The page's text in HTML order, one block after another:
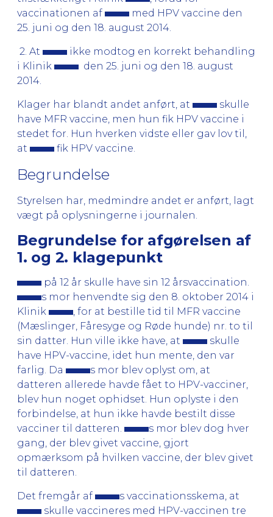
vaccinationen af
med HPV vaccine den
25. juni og den 18. august 2014.
2. At
ikke modtog en korrekt behandling
i Klinik
den 25. juni og den 18. august
2014.
Klager har blandt andet anført, at
skulle
have MFR vaccine, men hun fik HPV vaccine i
stedet for. Hun hverken vidste eller gav lov til,
at
fik HPV vaccine.
Begrundelse
Styrelsen har, medmindre andet er anført, lagt
vægt på oplysningerne i journalen.
Begrundelse for afgørelsen af
1. og 2. klagepunkt
på 12 år skulle have sin 12 årsvaccination.
s mor henvendte sig den 8. oktober 2014 i
Klinik
, for at bestille tid til MFR vaccine
(Mæslinger, Fåresyge og Røde hunde) nr. to til
sin datter. Hun ville ikke have, at
skulle
have HPV-vaccine, idet hun mente, den var
farlig. Da
s mor blev oplyst om, at
datteren allerede havde fået to HPV-vacciner,
blev hun noget ophidset. Hun oplyste i den
forbindelse, at hun ikke havde bestilt disse
vacciner til datteren.
s mor blev dog hver
gang, der blev givet vaccine, gjort
opmærksom på hvilken vaccine, der blev givet
til datteren.
Det fremgår af
s vaccinationsskema, at
skulle vaccineres med HPV-vaccinen tre